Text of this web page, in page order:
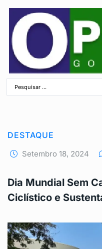
DESTAQUE
Setembro 18, 2024
Dia Mundial Sem
Ciclístico e